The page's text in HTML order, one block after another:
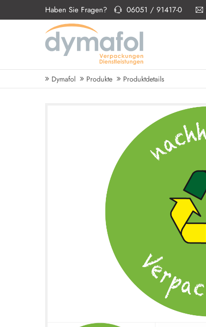
Haben Sie Fragen? 06051 / 91417-0
Dymafol Produkte Produktdetails